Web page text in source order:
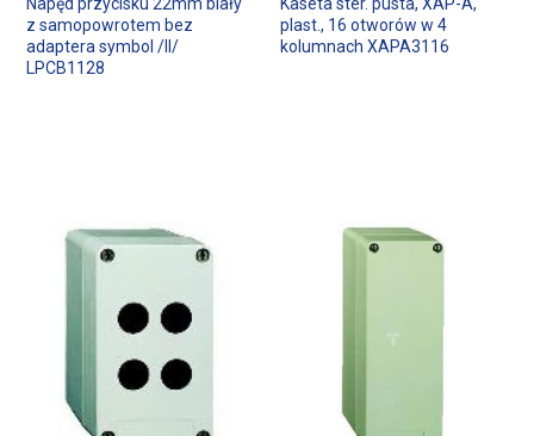
z samopowrotem bez
adaptera symbol /II/
LPCB1128
plast., 16 otworów w 4
kolumnach XAPA3116